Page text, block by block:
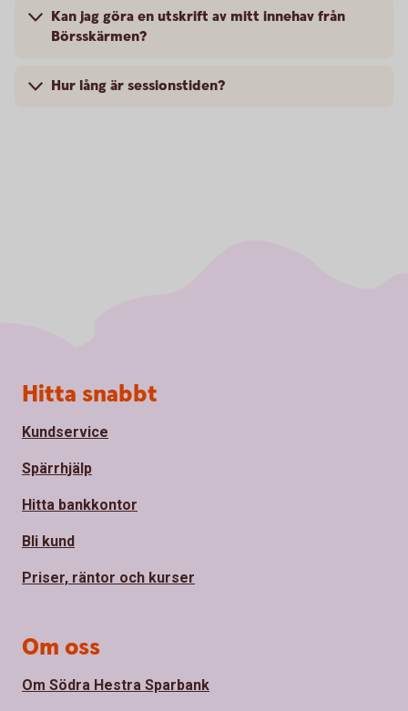
Kan jag göra en utskrift av mitt innehav från
Börsskärmen?
Hur lång är sessionstiden?
Sidfot
Hitta snabbt
Kundservice
Spärrhjälp
Hitta bankkontor
Bli kund
Priser, räntor och kurser
Om oss
Om Södra Hestra Sparbank